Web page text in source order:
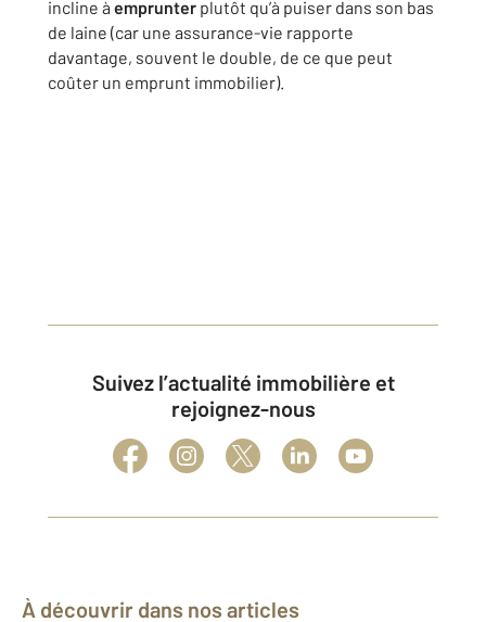
incline à emprunter plutôt qu’à puiser dans son bas
de laine (car une assurance-vie rapporte
davantage, souvent le double, de ce que peut
coûter un emprunt immobilier).
Suivez l’actualité immobilière et
rejoignez-nous
À découvrir dans nos articles